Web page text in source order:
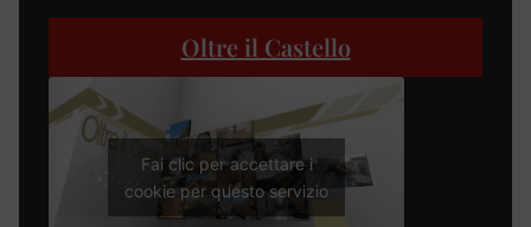
Oltre il Castello
Fai clic per accettare i
cookie per questo servizio